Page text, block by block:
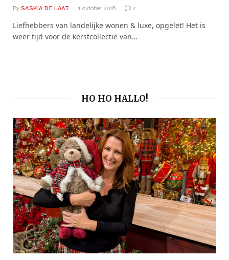
By SASKIA DE LAAT 1 oktober 2016 2
Liefhebbers van landelijke wonen & luxe, opgelet! Het is
weer tijd voor de kerstcollectie van…
HO HO HALLO!